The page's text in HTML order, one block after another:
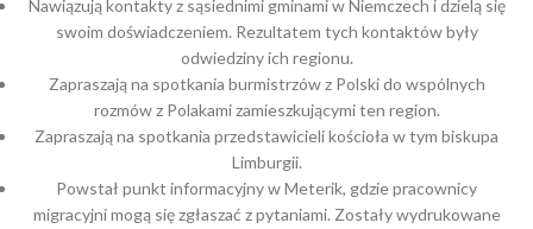
Nawiązują kontakty z sąsiednimi gminami w Niemczech i dzielą się
swoim doświadczeniem. Rezultatem tych kontaktów były
odwiedziny ich regionu.
Zapraszają na spotkania burmistrzów z Polski do wspólnych
rozmów z Polakami zamieszkującymi ten region.
Zapraszają na spotkania przedstawicieli kościoła w tym biskupa
Limburgii.
Powstał punkt informacyjny w Meterik, gdzie pracownicy
migracyjni mogą się zgłaszać z pytaniami. Zostały wydrukowane